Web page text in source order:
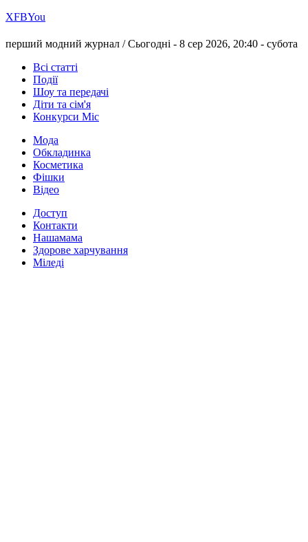
ХFBYou
перший модний журнал /Сьогодні - 8 сер 2026, 20:40 - субота
Всі статті
Події
Шоу та передачі
Діти та сім'я
Конкурси Міс
Мода
Обкладинка
Косметика
Фішки
Відео
Доступ
Контакти
Нашамама
Здорове харчування
Міледі